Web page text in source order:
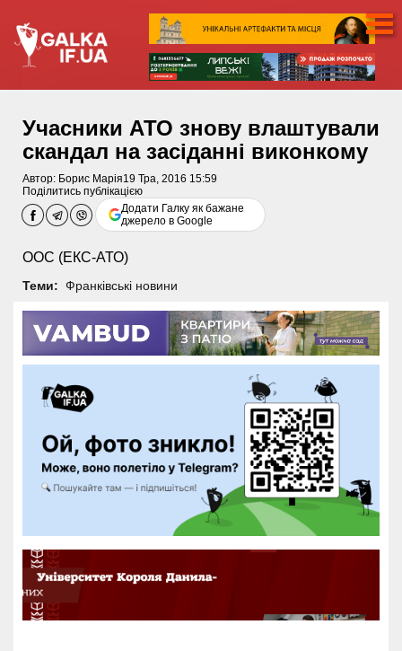
Учасники АТО знову влаштували
скандал на засіданні виконкому
Автор: Борис Марія19 Тра, 2016 15:59
Поділитись публікацією
Додати Галку як бажане
джерело в Google
ООС (ЕКС-АТО)
Теми: Франківські новини